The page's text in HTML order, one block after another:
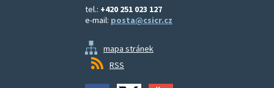
tel.: +420 251 023 127
e-mail: posta@csicr.cz
mapa stránek
RSS